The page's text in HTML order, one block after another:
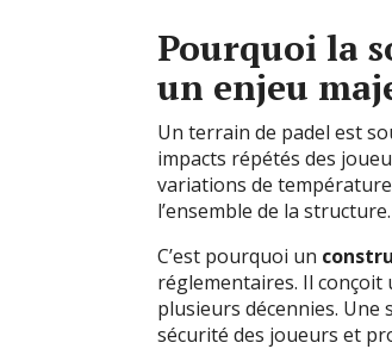
Pourquoi la
un enjeu
Un terrain de padel est
impacts répétés des
variations de
l’ensemble de la structure.
C’est pourquoi un
réglementaires. Il
plusieurs décennies.
sécurité des joueurs et